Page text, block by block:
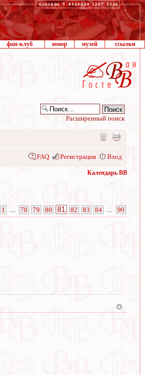
фан-клуб юмор музей ссылки
Расширенный поиск
FAQ Регистрация Вход
Календарь ВВ
1 78 79 80 81 82 83 84 90